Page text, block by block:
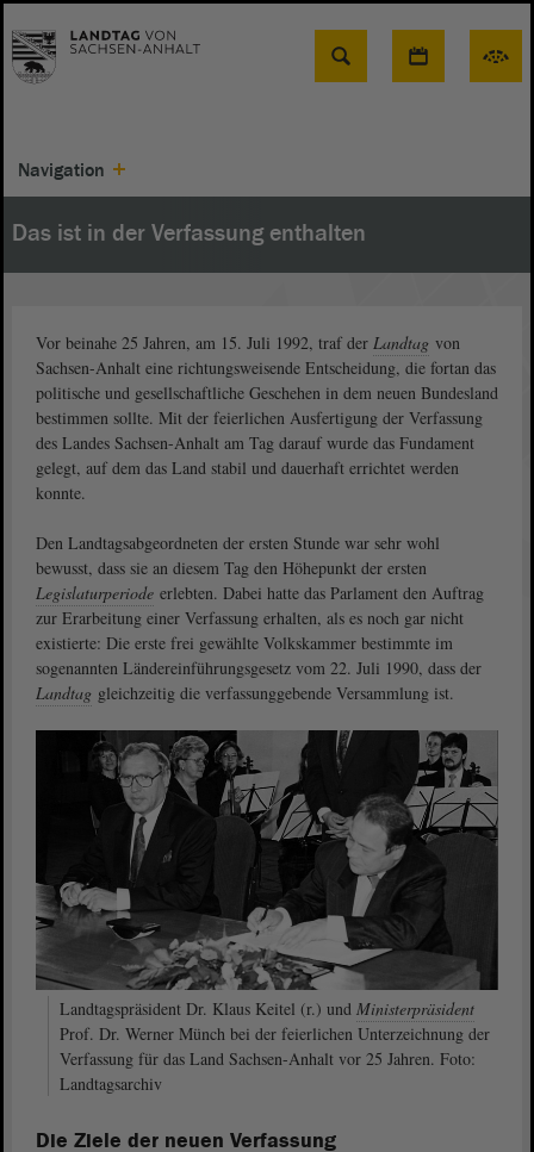
Suche
Navigation
Das ist in der Verfassung enthalten
Vor beinahe 25 Jahren, am 15. Juli 1992, traf der Landtag von
Sachsen-Anhalt eine richtungsweisende Entscheidung, die fortan das
politische und gesellschaftliche Geschehen in dem neuen Bundesland
bestimmen sollte. Mit der feierlichen Ausfertigung der Verfassung
des Landes Sachsen-Anhalt am Tag darauf wurde das Fundament
gelegt, auf dem das Land stabil und dauerhaft errichtet werden
konnte.
Den Landtagsabgeordneten der ersten Stunde war sehr wohl
bewusst, dass sie an diesem Tag den Höhepunkt der ersten
Legislaturperiode erlebten. Dabei hatte das Parlament den Auftrag
zur Erarbeitung einer Verfassung erhalten, als es noch gar nicht
existierte: Die erste frei gewählte Volkskammer bestimmte im
sogenannten Ländereinführungsgesetz vom 22. Juli 1990, dass der
Landtag gleichzeitig die verfassunggebende Versammlung ist.
Landtagspräsident Dr. Klaus Keitel (r.) und Ministerpräsident
Prof. Dr. Werner Münch bei der feierlichen Unterzeichnung der
Verfassung für das Land Sachsen-Anhalt vor 25 Jahren. Foto:
Landtagsarchiv
Die Ziele der neuen Verfassung